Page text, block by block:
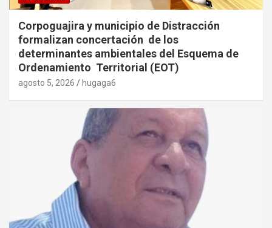
Corpoguajira y municipio de Distracción
formalizan concertación de los
determinantes ambientales del Esquema de
Ordenamiento Territorial (EOT)
agosto 5, 2026 hugaga6